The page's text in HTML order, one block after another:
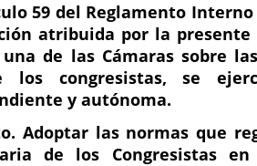
59 del Reglamento Interno
atribuida por la
de las Cámaras sobre
los congresistas, se
y autónoma.
Adoptar las normas que
de los Congresistas